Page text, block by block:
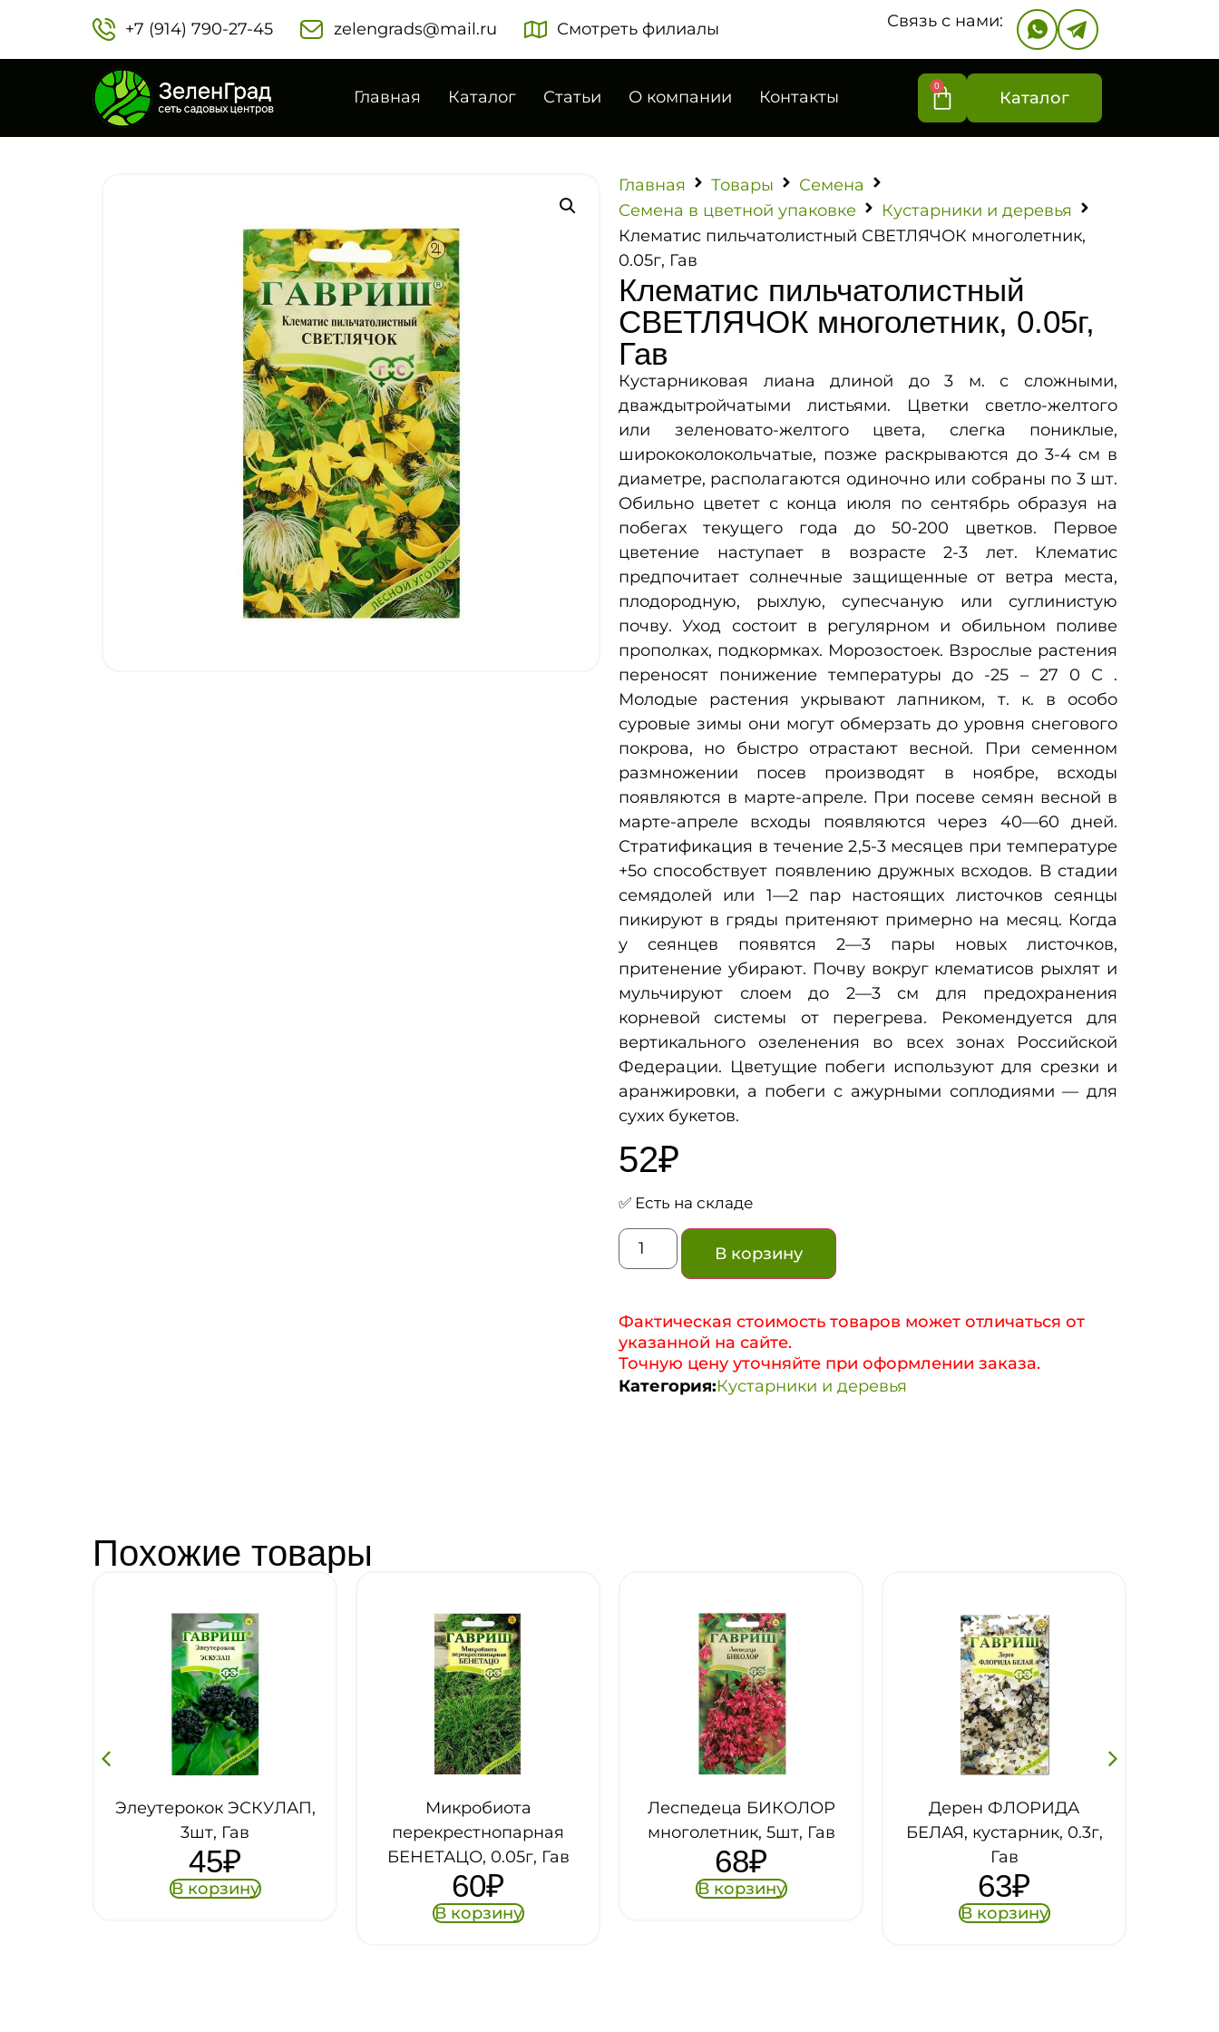
+7 (914) 790-27-45‬ zelengrads@mail.ru Смотреть филиалы Связь с нами:
Главная Каталог Статьи О компании Контакты
0
Каталог
Главная Товары
Семена
Семена в цветной упаковке
Кустарники и деревья
Клематис пильчатолистный СВЕТЛЯЧОК многолетник,
0.05г, Гав
Клематис пильчатолистный
СВЕТЛЯЧОК многолетник, 0.05г,
Гав
Кустарниковая лиана длиной до 3 м. с сложными,
дваждытройчатыми листьями. Цветки светло-желтого
или зеленовато-желтого цвета, слегка пониклые,
ширококолокольчатые, позже раскрываются до 3-4 см в
диаметре, располагаются одиночно или собраны по 3 шт.
Обильно цветет с конца июля по сентябрь образуя на
побегах текущего года до 50-200 цветков. Первое
цветение наступает в возрасте 2-3 лет. Клематис
предпочитает солнечные защищенные от ветра места,
плодородную, рыхлую, супесчаную или суглинистую
почву. Уход состоит в регулярном и обильном поливе
прополках, подкормках. Морозостоек. Взрослые растения
переносят понижение температуры до -25 – 27 0 С .
Молодые растения укрывают лапником, т. к. в особо
суровые зимы они могут обмерзать до уровня снегового
покрова, но быстро отрастают весной. При семенном
размножении посев производят в ноябре, всходы
появляются в марте-апреле. При посеве семян весной в
марте-апреле всходы появляются через 40—60 дней.
Стратификация в течение 2,5-3 месяцев при температуре
+5о способствует появлению дружных всходов. В стадии
семядолей или 1—2 пар настоящих листочков сеянцы
пикируют в гряды притеняют примерно на месяц. Когда
у сеянцев появятся 2—3 пары новых листочков,
притенение убирают. Почву вокруг клематисов рыхлят и
мульчируют слоем до 2—3 см для предохранения
корневой системы от перегрева. Рекомендуется для
вертикального озеленения во всех зонах Российской
Федерации. Цветущие побеги используют для срезки и
аранжировки, а побеги с ажурными соплодиями — для
сухих букетов.
52₽
✅ Есть на складе
В корзину
Фактическая стоимость товаров может отличаться от
указанной на сайте.
Точную цену уточняйте при оформлении заказа.
Категория:Кустарники и деревья
Похожие товары
Микробиота
перекрестнопарная
БЕНЕТАЦО, 0.05г, Гав
60₽
Леспедеца БИКОЛОР
многолетник, 5шт, Гав
68₽
В корзину
Дерен ФЛОРИДА
БЕЛАЯ, кустарник, 0.3г,
Гав
63₽
Бересклет
МАКСИМОВИЧА,
кустарник, 0.2гр, Гав
52₽
В корзину